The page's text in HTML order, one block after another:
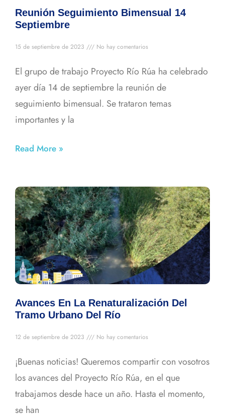
Reunión Seguimiento Bimensual 14
Septiembre
15 de septiembre de 2023 No hay comentarios
El grupo de trabajo Proyecto Río Rúa ha celebrado
ayer día 14 de septiembre la reunión de
seguimiento bimensual. Se trataron temas
importantes y la
Read More »
Avances En La Renaturalización Del
Tramo Urbano Del Río
12 de septiembre de 2023 No hay comentarios
¡Buenas noticias! Queremos compartir con vosotros
los avances del Proyecto Río Rúa, en el que
trabajamos desde hace un año. Hasta el momento,
se han